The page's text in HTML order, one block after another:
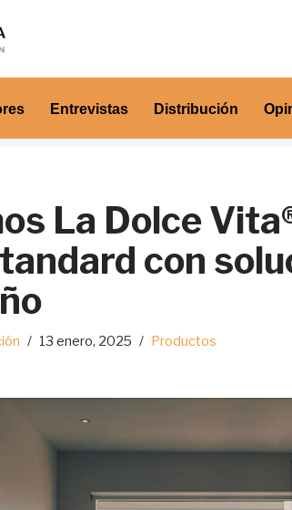
Entrevistas Distribución
La Dolce
con
13 enero, 2025 Productos